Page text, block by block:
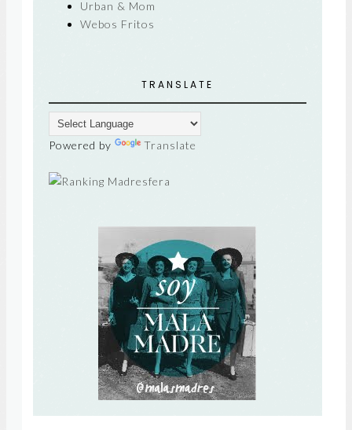
Urban & Mom
Webos Fritos
TRANSLATE
Powered by Translate